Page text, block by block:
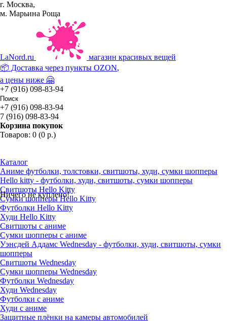
г. Москва,
м. Марьина Роща
LaNord.ru
магазин красивых вещей
📦 Доставка через пункты OZON,
а цены ниже 🤗
+7 (916) 098-83-94
+7 (916) 098-83-94
7 (916) 098-83-94
Корзина покупок
Товаров: 0 (0 р.)
Ничего не куплено!
Каталог
Аниме футболки, толстовки, свитшоты, худи, сумки шопперы
Hello kitty - футболки, худи, свитшоты, сумки шопперы
Свитшоты Hello Kitty
Сумки шопперы Hello Kitty
Футболки Hello Kitty
Худи Hello Kitty
Свитшоты с аниме
Сумки шопперы с аниме
Уэнсдей Аддамс Wednesday - футболки, худи, свитшоты, сумки
шопперы
Свитшоты Wednesday
Сумки шопперы Wednesday
Футболки Wednesday
Худи Wednesday
Футболки с аниме
Худи с аниме
Защитные плёнки на камеры автомобилей